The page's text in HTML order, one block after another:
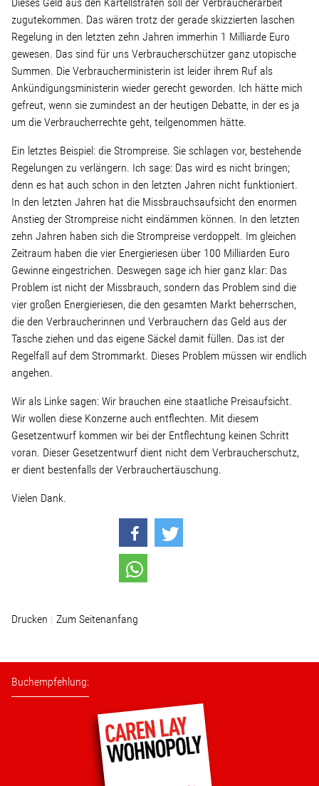
zugutekommen. Das wären trotz der gerade skizzierten laschen
Regelung in den letzten zehn Jahren immerhin 1 Milliarde Euro
gewesen. Das sind für uns Verbraucherschützer ganz utopische
Summen. Die Verbraucherministerin ist leider ihrem Ruf als
Ankündigungsministerin wieder gerecht geworden. Ich hätte mich
gefreut, wenn sie zumindest an der heutigen Debatte, in der es ja
um die Verbraucherrechte geht, teilgenommen hätte.
Ein letztes Beispiel: die Strompreise. Sie schlagen vor, bestehende
Regelungen zu verlängern. Ich sage: Das wird es nicht bringen;
denn es hat auch schon in den letzten Jahren nicht funktioniert.
In den letzten Jahren hat die Missbrauchsaufsicht den enormen
Anstieg der Strompreise nicht eindämmen können. In den letzten
zehn Jahren haben sich die Strompreise verdoppelt. Im gleichen
Zeitraum haben die vier Energieriesen über 100 Milliarden Euro
Gewinne eingestrichen. Deswegen sage ich hier ganz klar: Das
Problem ist nicht der Missbrauch, sondern das Problem sind die
vier großen Energieriesen, die den gesamten Markt beherrschen,
die den Verbraucherinnen und Verbrauchern das Geld aus der
Tasche ziehen und das eigene Säckel damit füllen. Das ist der
Regelfall auf dem Strommarkt. Dieses Problem müssen wir endlich
angehen.
Wir als Linke sagen: Wir brauchen eine staatliche Preisaufsicht.
Wir wollen diese Konzerne auch entflechten. Mit diesem
Gesetzentwurf kommen wir bei der Entflechtung keinen Schritt
voran. Dieser Gesetzentwurf dient nicht dem Verbraucherschutz,
er dient bestenfalls der Verbrauchertäuschung.
Vielen Dank.
Drucken Zum Seitenanfang
Buchempfehlung: